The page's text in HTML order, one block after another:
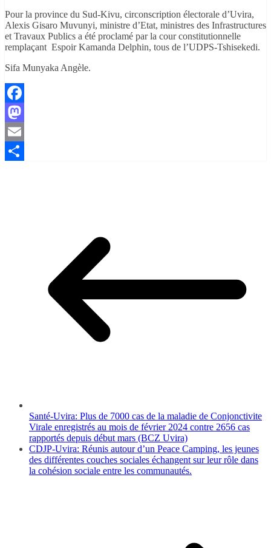
Pour la province du Sud-Kivu, circonscription électorale d’Uvira,
Alexis Gisaro Muvunyi, ministre d’Etat, ministres des Infrastructures
et Travaux Publics a été proclamé par la cour constitutionnelle
remplaçant Espoir Kamanda Delphin, tous de l’UDPS-Tshisekedi.
Sifa Munyaka Angèle.
Facebook
Mastodon
Email
Santé-Uvira: Plus de 7000 cas de la maladie de Conjonctivite
Virale enregistrés au mois de février 2024 contre 2656 cas
rapportés depuis début mars (BCZ Uvira)
CDJP-Uvira: Réunis autour d’un Peace Camping, les jeunes
des différentes couches sociales échangent sur leur rôle dans
la cohésion sociale entre les communautés.